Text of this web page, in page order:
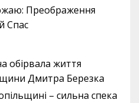
Преображення
Спас
обірвала життя
Дмитра Березка
– сильна спека